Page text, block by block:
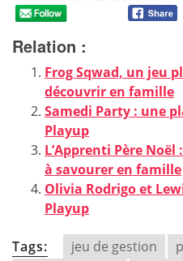
Relation :
Frog Sqwad, un jeu
découvrir en famille
Samedi Party : une
Playup
L’Apprenti Père
à savourer en famille
Olivia Rodrigo et
Playup
Tags: jeu de gestion